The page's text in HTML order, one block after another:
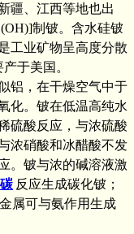
疆、江西等地也出
制铍。含水硅铍
工业矿物呈高度分散
于美国。
铝，在干燥空气中于
化。铍在低温高纯水
硫酸反应，与浓硫酸
浓硝酸和冰醋酸不发
。铍与浓的碱溶液激
碳 反应生成碳化铍；
属可与氨作用生成